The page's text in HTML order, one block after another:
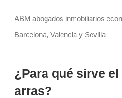
ABM abogados inmobiliarios
Barcelona, Valencia y Sevilla
¿Para qué sirve
arras?